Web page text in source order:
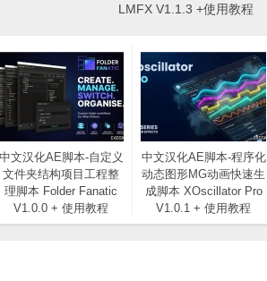
LMFX V1.1.3 +使用教程
中文汉化AE脚本-自定义
文件夹结构项目工程整
理脚本 Folder Fanatic
V1.0.0 + 使用教程
中文汉化AE脚本-程序化
动态图形MG动画快速生
成脚本 XOscillator Pro
V1.0.1 + 使用教程